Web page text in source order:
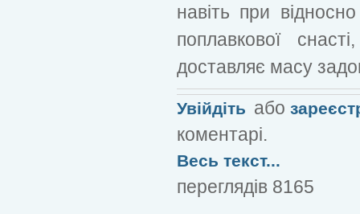
навіть при
поплавкової
доставляє масу
Увійдіть або
коментарі.
Весь текст...
переглядів 8165